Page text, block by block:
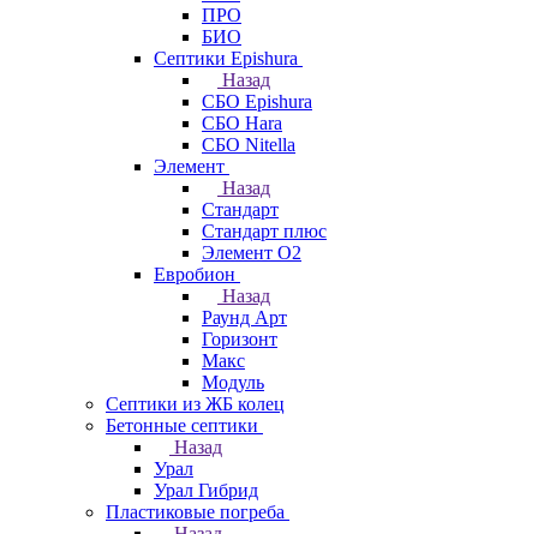
ПРО
БИО
Септики Epishura
Назад
СБО Epishura
СБО Hara
СБО Nitella
Элемент
Назад
Стандарт
Стандарт плюс
Элемент О2
Евробион
Назад
Раунд Арт
Горизонт
Макс
Модуль
Септики из ЖБ колец
Бетонные септики
Назад
Урал
Урал Гибрид
Пластиковые погреба